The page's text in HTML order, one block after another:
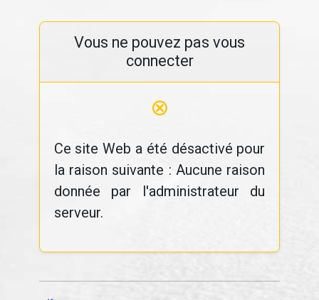
Vous ne pouvez pas vous
connecter
⊗
Ce site Web a été désactivé pour
la raison suivante : Aucune raison
donnée par l'administrateur du
serveur.